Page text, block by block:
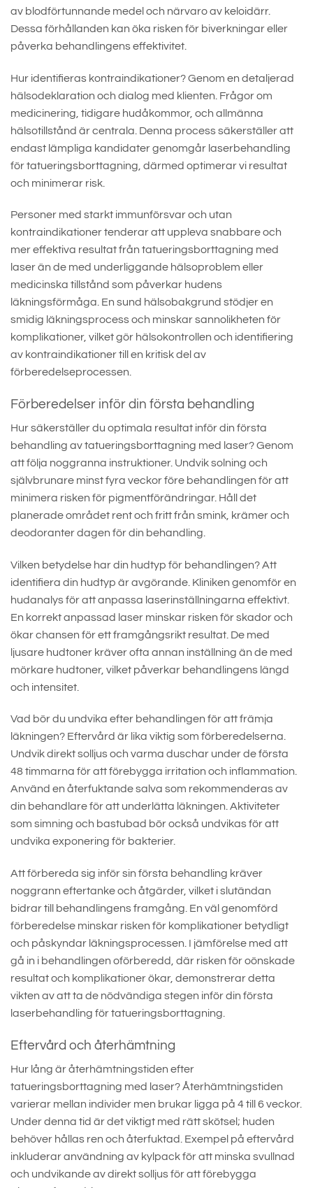
av blodförtunnande medel och närvaro av keloidärr.
Dessa förhållanden kan öka risken för biverkningar eller
påverka behandlingens effektivitet.
Hur identifieras kontraindikationer? Genom en detaljerad
hälsodeklaration och dialog med klienten. Frågor om
medicinering, tidigare hudåkommor, och allmänna
hälsotillstånd är centrala. Denna process säkerställer att
endast lämpliga kandidater genomgår laserbehandling
för tatueringsborttagning, därmed optimerar vi resultat
och minimerar risk.
Personer med starkt immunförsvar och utan
kontraindikationer tenderar att uppleva snabbare och
mer effektiva resultat från tatueringsborttagning med
laser än de med underliggande hälsoproblem eller
medicinska tillstånd som påverkar hudens
läkningsförmåga. En sund hälsobakgrund stödjer en
smidig läkningsprocess och minskar sannolikheten för
komplikationer, vilket gör hälsokontrollen och identifiering
av kontraindikationer till en kritisk del av
förberedelseprocessen.
Förberedelser inför din första behandling
Hur säkerställer du optimala resultat inför din första
behandling av tatueringsborttagning med laser? Genom
att följa noggranna instruktioner. Undvik solning och
självbrunare minst fyra veckor före behandlingen för att
minimera risken för pigmentförändringar. Håll det
planerade området rent och fritt från smink, krämer och
deodoranter dagen för din behandling.
Vilken betydelse har din hudtyp för behandlingen? Att
identifiera din hudtyp är avgörande. Kliniken genomför en
hudanalys för att anpassa laserinställningarna effektivt.
En korrekt anpassad laser minskar risken för skador och
ökar chansen för ett framgångsrikt resultat. De med
ljusare hudtoner kräver ofta annan inställning än de med
mörkare hudtoner, vilket påverkar behandlingens längd
och intensitet.
Vad bör du undvika efter behandlingen för att främja
läkningen? Eftervård är lika viktig som förberedelserna.
Undvik direkt solljus och varma duschar under de första
48 timmarna för att förebygga irritation och inflammation.
Använd en återfuktande salva som rekommenderas av
din behandlare för att underlätta läkningen. Aktiviteter
som simning och bastubad bör också undvikas för att
undvika exponering för bakterier.
Att förbereda sig inför sin första behandling kräver
noggrann eftertanke och åtgärder, vilket i slutändan
bidrar till behandlingens framgång. En väl genomförd
förberedelse minskar risken för komplikationer betydligt
och påskyndar läkningsprocessen. I jämförelse med att
gå in i behandlingen oförberedd, där risken för oönskade
resultat och komplikationer ökar, demonstrerar detta
vikten av att ta de nödvändiga stegen inför din första
laserbehandling för tatueringsborttagning.
Eftervård och återhämtning
Hur lång är återhämtningstiden efter
tatueringsborttagning med laser? Återhämtningstiden
varierar mellan individer men brukar ligga på 4 till 6 veckor.
Under denna tid är det viktigt med rätt skötsel; huden
behöver hållas ren och återfuktad. Exempel på eftervård
inkluderar användning av kylpack för att minska svullnad
och undvikande av direkt solljus för att förebygga